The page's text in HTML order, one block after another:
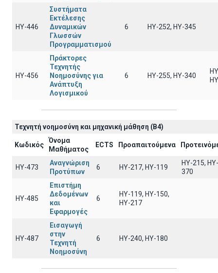
ΗΥ-446
Συστήματα
Εκτέλεσης
Δυναμικών
Γλωσσών
Προγραμματισμού
6 ΗΥ-252, ΗΥ-345
ΗΥ-456
Πράκτορες
Τεχνητής
Νοημοσύνης για
Ανάπτυξη
Λογισμικού
6 ΗΥ-255, ΗΥ-340
Τεχνητή νοημοσύνη και μηχανική μάθηση (B4)
Κωδικός
Όνομα
Μαθήματος
ECTS Προαπαιτούμενα
ΗΥ-473
Αναγνώριση
Προτύπων
6 HY-217, HY-119
HY-215, HY-
370
ΗΥ-485
Επιστήμη
Δεδομένων
και
Εφαρμογές
6
ΗΥ-119, ΗΥ-150,
ΗΥ-217
ΗΥ-487
Εισαγωγή
στην
Τεχνητή
Νοημοσύνη
6 HY-240, HY-180